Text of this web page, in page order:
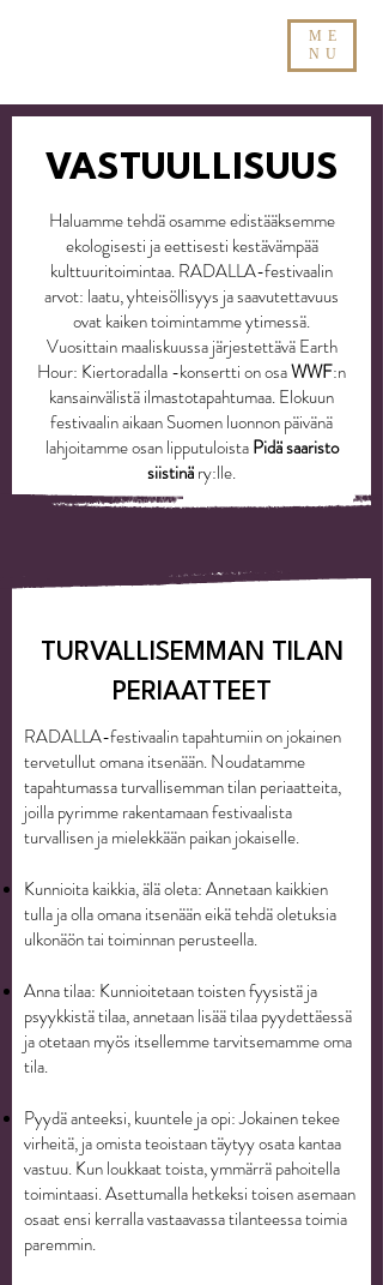
ME
NU
VASTUULLISUUS
Haluamme tehdä osamme edistääksemme
ekologisesti ja eettisesti kestävämpää
kulttuuritoimintaa. RADALLA-festivaalin
arvot: laatu, yhteisöllisyys ja saavutettavuus
ovat kaiken toimintamme ytimessä.
Vuosittain maaliskuussa järjestettävä Earth
Hour: Kiertoradalla -konsertti on osaWWF:n
kansainvälistä ilmastotapahtumaa. Elokuun
festivaalin aikaan Suomen luonnon päivänä
lahjoitamme osan lipputuloistaPidä saaristo
siistinäry:lle.
TURVALLISEMMAN TILAN
PERIAATTEET
RADALLA-festivaalin tapahtumiin on jokainen
tervetullut omana itsenään. Noudatamme
tapahtumassa turvallisemman tilan periaatteita,
joilla pyrimme rakentamaan festivaalista
turvallisen ja mielekkään paikan jokaiselle.
Kunnioita kaikkia, älä oleta: Annetaan kaikkien
tulla ja olla omana itsenään eikä tehdä oletuksia
ulkonäön tai toiminnan perusteella.
Anna tilaa: Kunnioitetaan toisten fyysistä ja
psyykkistä tilaa, annetaan lisää tilaa pyydettäessä
ja otetaan myös itsellemme tarvitsemamme oma
tila.
Pyydä anteeksi, kuuntele ja opi: Jokainen tekee
virheitä, ja omista teoistaan täytyy osata kantaa
vastuu. Kun loukkaat toista, ymmärrä pahoitella
toimintaasi. Asettumalla hetkeksi toisen asemaan
osaat ensi kerralla vastaavassa tilanteessa toimia
paremmin.